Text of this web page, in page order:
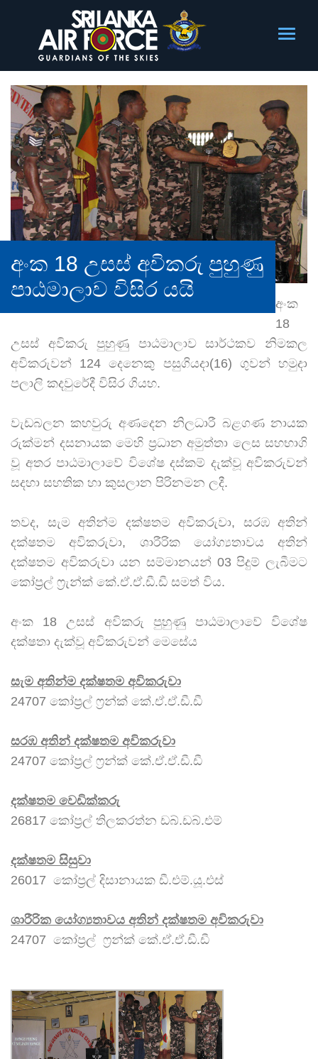
අංක 18 උසස් අවිකරු පුහුණු
පාඨමාලාව විසිර යයි
අංක
18
උසස් අවිකරු පුහුණු පාඨමාලාව සාර්ථකව නිමකල
අවිකරුවන් 124 දෙනෙකු පසුගියදා(16) ගුවන් හමුදා
පලාලි කදවුරේදී විසිර ගියහ.
වැඩබලන කහවුරු අණදෙන නිලධාරී බළගණ නායක
රුක්මන් දසනායක මෙහි ප්‍රධාන අමුත්තා ලෙස සහභාගි
වූ අතර පාඨමාලාවේ විශේෂ දස්කම් දැක්වූ අවිකරුවන්
සදහා සහතික හා කුසලාන පිරිනමන ලදී.
තවද, සැම අතින්ම දක්ෂතම අවිකරුවා, සරඹ අතින්
දක්ෂතම අවිකරුවා, ශාරීරික යෝග්‍යතාවය අතින්
දක්ෂතම අවිකරුවා යන සම්මානයන් 03 පිදුම් ලැබීමට
කෝප්‍රල් ෆ්‍රැන්ක් කේ.ඒ.ඒ.ඩී.ඩී සමත් විය.
අංක 18 උසස් අවිකරු පුහුණු පාඨමාලාවේ විශේෂ
දක්ෂතා දැක්වූ අවිකරුවන් මෙසේය
සැම අතින්ම දක්ෂතම අවිකරුවා
24707 කෝප්‍රල් ෆ්‍රන්ක් කේ.ඒ.ඒ.ඩී.ඩී
සරඹ අතින් දක්ෂතම අවිකරුවා
24707 කෝප්‍රල් ෆ්‍රන්ක් කේ.ඒ.ඒ.ඩී.ඩී
දක්ෂතම වෙඩික්කරු
26817 කෝප්‍රල් තිලකරත්න ඩබ්.ඩබ්.එම්
දක්ෂතම සිසුවා
26017 කෝප්‍රල් දිසානායක ඩී.එම්.යූ.එස්
ශාරීරික යෝග්‍යතාවය අතින් දක්ෂතම අවිකරුවා
24707 කෝප්‍රල් ෆ්‍රන්ක් කේ.ඒ.ඒ.ඩී.ඩී